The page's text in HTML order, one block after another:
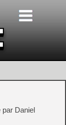
par Daniel